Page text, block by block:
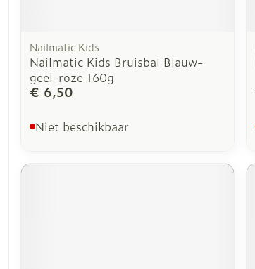
Nailmatic Kids
Nailmatic Kids Bruisbal Blauw-
geel-roze 160g
€ 6,50
Niet beschikbaar